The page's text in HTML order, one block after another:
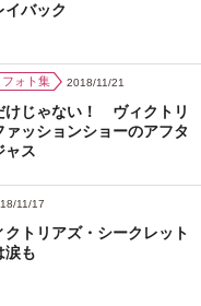
イバック
フォト集 2018/11/21
けじゃない！ ヴィクトリ
ッションショーのアフタ
ャス
11/17
トリアズ・シークレット
も